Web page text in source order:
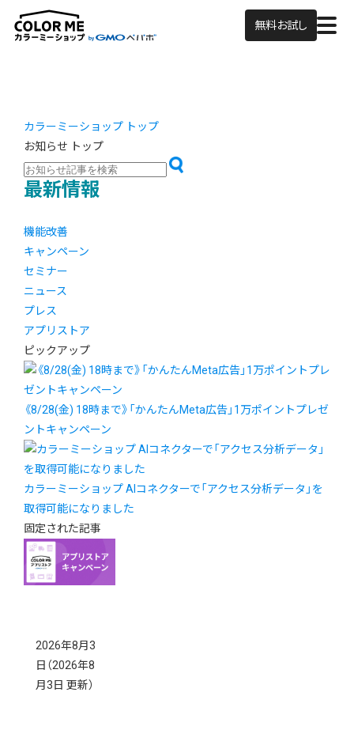
無料お試し
カラーミーショップ トップ
お知らせ トップ
最新情報
機能改善
キャンペーン
セミナー
ニュース
プレス
アプリストア
ピックアップ
《8/28(金) 18時まで》「かんたんMeta広告」1万ポイントプレゼ
ントキャンペーン
カラーミーショップ AIコネクターで「アクセス分析データ」を
取得可能になりました
固定された記事
2026年8月3
日 （2026年8
月3日 更新）